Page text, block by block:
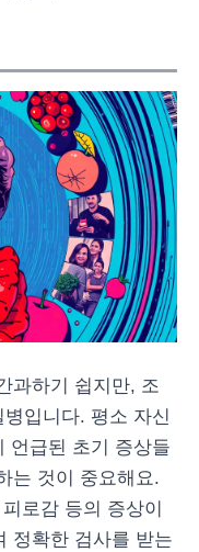
과하기 쉽지만, 조
입니다. 평소 자신
언급된 초기 증상들
는 것이 중요해요.
로감 등의 증상이
정확한 검사를 받는